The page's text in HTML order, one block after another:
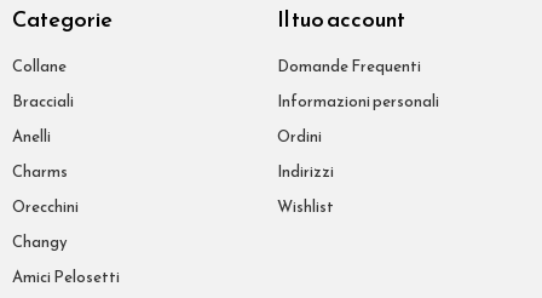
Categorie
Collane
Bracciali
Anelli
Charms
Orecchini
Changy
Amici Pelosetti
Il tuo account
Domande Frequenti
Informazioni personali
Ordini
Indirizzi
Wishlist